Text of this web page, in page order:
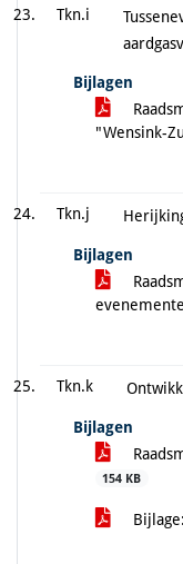
Tkn.i
Bijlagen
"Wensink-
Tkn.j
Bijlagen
Tkn.k
Bijlagen
154 KB